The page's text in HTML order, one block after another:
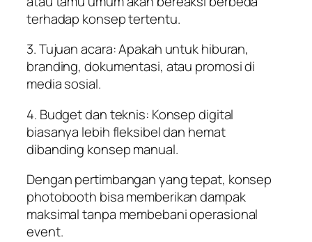
terhadap konsep tertentu.
3. Tujuan acara: Apakah untuk hiburan,
branding, dokumentasi, atau promosi di
media sosial.
4. Budget dan teknis: Konsep digital
biasanya lebih fleksibel dan hemat
dibanding konsep manual.
Dengan pertimbangan yang tepat, konsep
photobooth bisa memberikan dampak
maksimal tanpa membebani operasional
event.